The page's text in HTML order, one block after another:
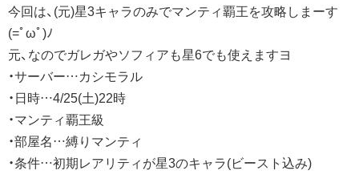
今回は、(元)星3キャラのみでマンティ覇王を攻略しまーす
(=ﾟωﾟ)ﾉ
元、なのでガレガやソフィアも星6でも使えますヨ
・サーバー…カシモラル
・日時…4/25(土)22時
・マンティ覇王級
・部屋名…縛りマンティ
・条件…初期レアリティが星3のキャラ(ビースト込み)